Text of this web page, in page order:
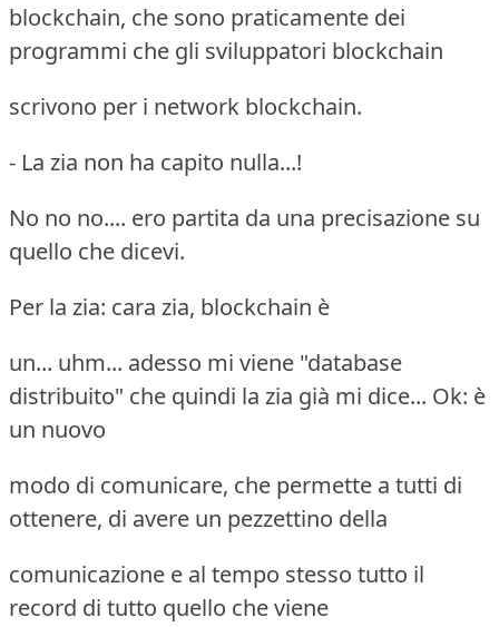
blockchain, che sono praticamente dei
programmi che gli sviluppatori blockchain
scrivono per i network blockchain.
- La zia non ha capito nulla...!
No no no.... ero partita da una precisazione su
quello che dicevi.
Per la zia: cara zia, blockchain è
un... uhm... adesso mi viene "database
distribuito" che quindi la zia già mi dice... Ok: è
un nuovo
modo di comunicare, che permette a tutti di
ottenere, di avere un pezzettino della
comunicazione e al tempo stesso tutto il
record di tutto quello che viene